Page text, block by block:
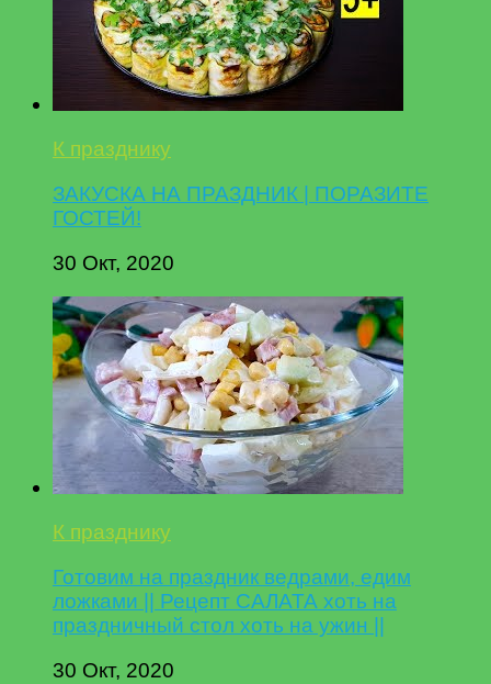
К празднику
ЗАКУСКА НА ПРАЗДНИК | ПОРАЗИТЕ
ГОСТЕЙ!
30 Окт, 2020
К празднику
Готовим на праздник ведрами, едим
ложками || Рецепт САЛАТА хоть на
праздничный стол хоть на ужин ||
30 Окт, 2020